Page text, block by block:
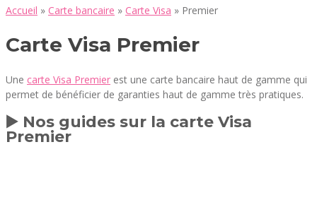
Accueil » Carte bancaire » Carte Visa » Premier
Carte Visa Premier
Une carte Visa Premier est une carte bancaire haut de gamme qui
permet de bénéficier de garanties haut de gamme très pratiques.
▶️ Nos guides sur la carte Visa
Premier